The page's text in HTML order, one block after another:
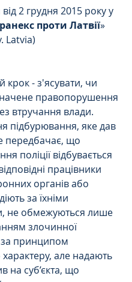
2 грудня 2015 року у
проти Латвії»
Latvia)
крок - з'ясувати, чи
правопорушення
втручання влади.
підбурювання, яке дав
передбачає, що
поліції відбувається
працівники
органів або
за їхніми
не обмежуються лише
злочинної
за принципом
але надають
на суб’єкта, що